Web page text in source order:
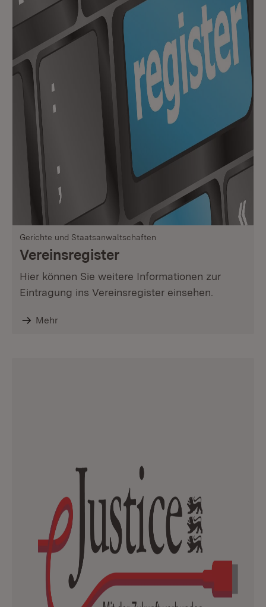
Gerichte und Staatsanwaltschaften
Vereinsregister
Hier können Sie weitere Informationen zur
Eintragung ins Vereinsregister einsehen.
Mehr